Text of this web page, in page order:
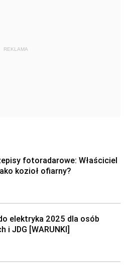
REKLAMA
fotoradarowe: Właściciel
kozioł ofiarny?
elektryka 2025 dla osób
i JDG [WARUNKI]